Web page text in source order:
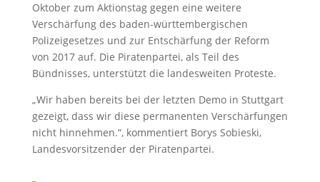
Oktober zum Aktionstag gegen eine weitere
Verschärfung des baden-württembergischen
Polizeigesetzes und zur Entschärfung der Reform
von 2017 auf. Die Piratenpartei, als Teil des
Bündnisses, unterstützt die landesweiten Proteste.
„Wir haben bereits bei der letzten Demo in Stuttgart
gezeigt, dass wir diese permanenten Verschärfungen
nicht hinnehmen.“, kommentiert Borys Sobieski,
Landesvorsitzender der Piratenpartei.